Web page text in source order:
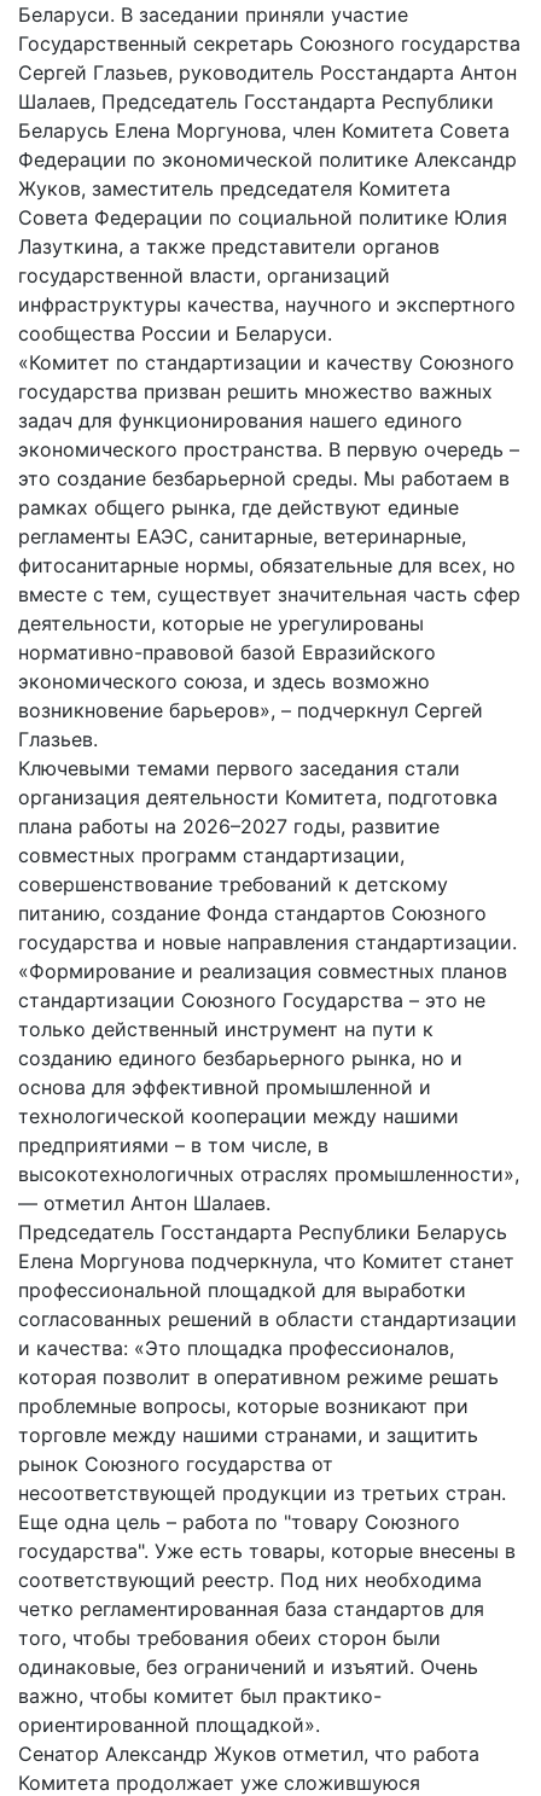
Беларуси. В заседании приняли участие
Государственный секретарь Союзного государства
Сергей Глазьев, руководитель Росстандарта Антон
Шалаев, Председатель Госстандарта Республики
Беларусь Елена Моргунова, член Комитета Совета
Федерации по экономической политике Александр
Жуков, заместитель председателя Комитета
Совета Федерации по социальной политике Юлия
Лазуткина, а также представители органов
государственной власти, организаций
инфраструктуры качества, научного и экспертного
сообщества России и Беларуси.
«Комитет по стандартизации и качеству Союзного
государства призван решить множество важных
задач для функционирования нашего единого
экономического пространства. В первую очередь –
это создание безбарьерной среды. Мы работаем в
рамках общего рынка, где действуют единые
регламенты ЕАЭС, санитарные, ветеринарные,
фитосанитарные нормы, обязательные для всех, но
вместе с тем, существует значительная часть сфер
деятельности, которые не урегулированы
нормативно-правовой базой Евразийского
экономического союза, и здесь возможно
возникновение барьеров», – подчеркнул Сергей
Глазьев.
Ключевыми темами первого заседания стали
организация деятельности Комитета, подготовка
плана работы на 2026–2027 годы, развитие
совместных программ стандартизации,
совершенствование требований к детскому
питанию, создание Фонда стандартов Союзного
государства и новые направления стандартизации.
«Формирование и реализация совместных планов
стандартизации Союзного Государства – это не
только действенный инструмент на пути к
созданию единого безбарьерного рынка, но и
основа для эффективной промышленной и
технологической кооперации между нашими
предприятиями – в том числе, в
высокотехнологичных отраслях промышленности»,
— отметил Антон Шалаев.
Председатель Госстандарта Республики Беларусь
Елена Моргунова подчеркнула, что Комитет станет
профессиональной площадкой для выработки
согласованных решений в области стандартизации
и качества: «Это площадка профессионалов,
которая позволит в оперативном режиме решать
проблемные вопросы, которые возникают при
торговле между нашими странами, и защитить
рынок Союзного государства от
несоответствующей продукции из третьих стран.
Еще одна цель – работа по "товару Союзного
государства". Уже есть товары, которые внесены в
соответствующий реестр. Под них необходима
четко регламентированная база стандартов для
того, чтобы требования обеих сторон были
одинаковые, без ограничений и изъятий. Очень
важно, чтобы комитет был практико-
ориентированной площадкой».
Сенатор Александр Жуков отметил, что работа
Комитета продолжает уже сложившуюся